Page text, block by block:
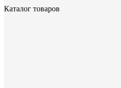
Каталог товаров